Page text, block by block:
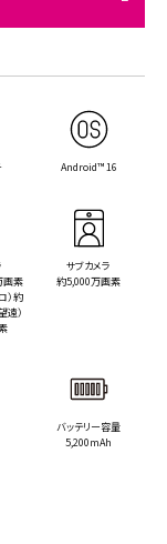
Android™ 16
画素
）約
遠）
サブカメラ
約5,000万画素
バッテリー容量
5,200mAh